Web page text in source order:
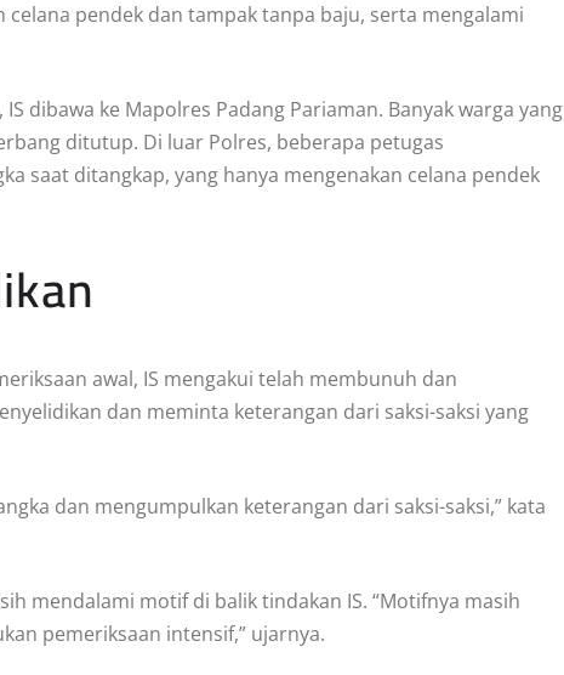
celana pendek dan tampak tanpa baju, serta mengalami
dibawa ke Mapolres Padang Pariaman. Banyak warga yang
ditutup. Di luar Polres, beberapa petugas
saat ditangkap, yang hanya mengenakan celana pendek
awal, IS mengakui telah membunuh dan
dan meminta keterangan dari saksi-saksi yang
dan mengumpulkan keterangan dari saksi-saksi,” kata
mendalami motif di balik tindakan IS. “Motifnya masih
pemeriksaan intensif,” ujarnya.